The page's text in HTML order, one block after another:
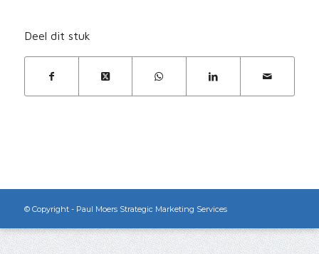
Deel dit stuk
© Copyright - Paul Moers Strategic Marketing Services